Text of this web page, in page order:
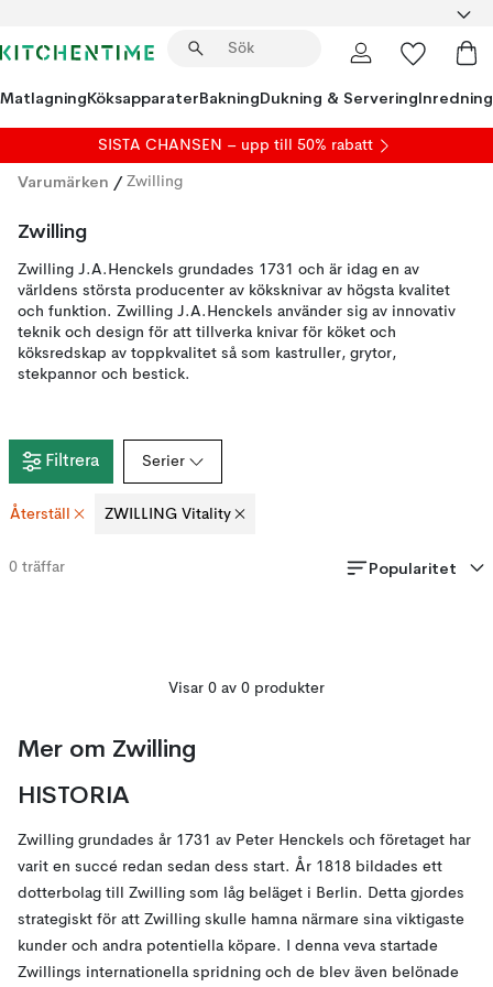
MatlagningKöksapparaterBakningDukning & ServeringInredning
SISTA CHANSEN – upp till 50% rabatt
Varumärken / Zwilling
Zwilling
Zwilling J.A.Henckels grundades 1731 och är idag en av
världens största producenter av köksknivar av högsta kvalitet
och funktion. Zwilling J.A.Henckels använder sig av innovativ
teknik och design för att tillverka knivar för köket och
köksredskap av toppkvalitet så som kastruller, grytor,
stekpannor och bestick.
Filtrera Serier
Återställ ZWILLING Vitality
0 träffar Popularitet
Visar 0 av 0 produkter
Mer om Zwilling
HISTORIA
Zwilling grundades år 1731 av Peter Henckels och företaget har
varit en succé redan sedan dess start. År 1818 bildades ett
dotterbolag till Zwilling som låg beläget i Berlin. Detta gjordes
strategiskt för att Zwilling skulle hamna närmare sina viktigaste
kunder och andra potentiella köpare. I denna veva startade
Zwillings internationella spridning och de blev även belönade